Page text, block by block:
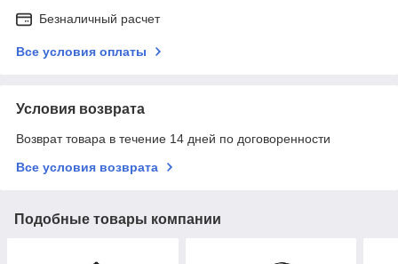
Безналичный расчет
Все условия оплаты
Условия возврата
Возврат товара в течение 14 дней по договоренности
Все условия возврата
Подобные товары компании